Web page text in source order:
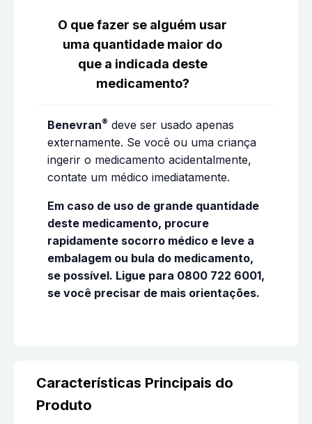
O que fazer se alguém usar
uma quantidade maior do
que a indicada deste
medicamento?
Benevran® deve ser usado apenas
externamente. Se você ou uma criança
ingerir o medicamento acidentalmente,
contate um médico imediatamente.
Em caso de uso de grande quantidade
deste medicamento, procure
rapidamente socorro médico e leve a
embalagem ou bula do medicamento,
se possível. Ligue para 0800 722 6001,
se você precisar de mais orientações.
Características Principais do
Produto